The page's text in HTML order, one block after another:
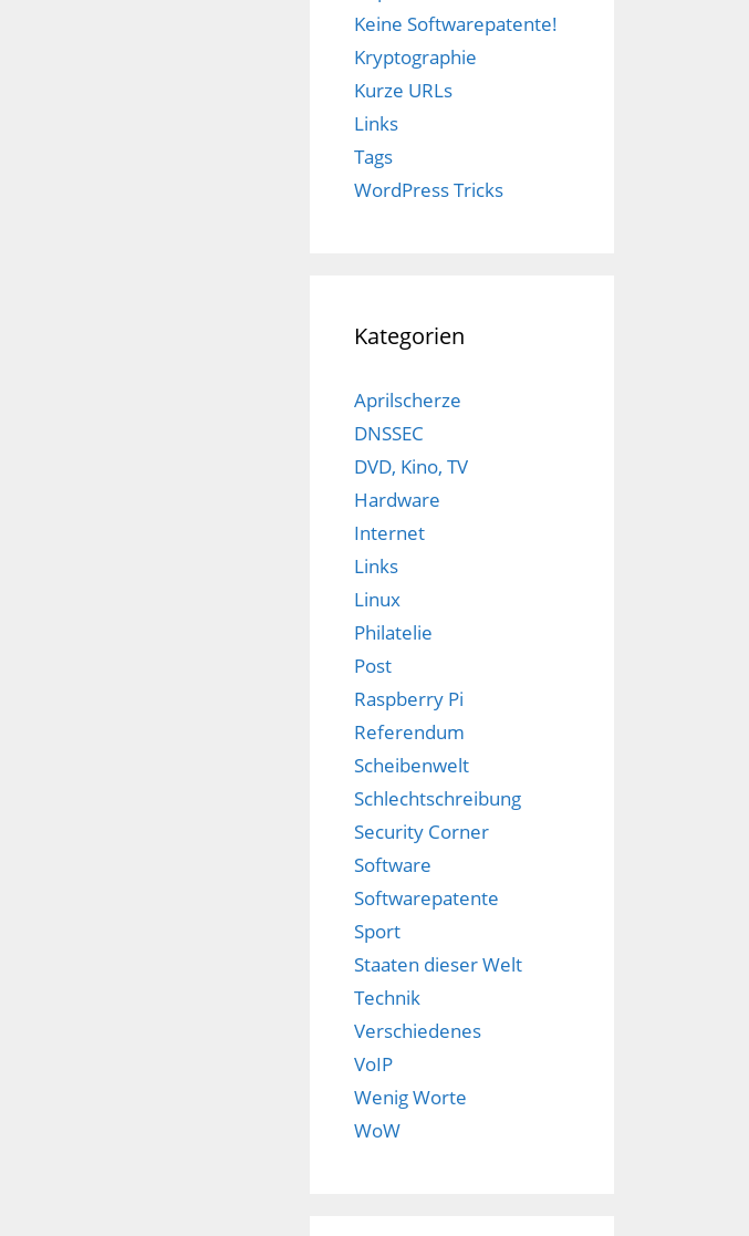
Keine Softwarepatente!
Kryptographie
Kurze URLs
Links
Tags
WordPress Tricks
Kategorien
Aprilscherze
DNSSEC
DVD, Kino, TV
Hardware
Internet
Links
Linux
Philatelie
Post
Raspberry Pi
Referendum
Scheibenwelt
Schlechtschreibung
Security Corner
Software
Softwarepatente
Sport
Staaten dieser Welt
Technik
Verschiedenes
VoIP
Wenig Worte
WoW